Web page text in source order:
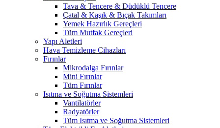
Tava & Tencere & Düdüklü Tencere
Çatal & Kaşık & Bıçak Takımları
Yemek Hazırlık Gereçleri
Tüm Mutfak Gereçleri
Yapı Aletleri
Hava Temizleme Cihazları
Fırınlar
Mikrodalga Fırınlar
Mini Fırınlar
Tüm Fırınlar
Isıtma ve Soğutma Sistemleri
Vantilatörler
Radyatörler
Tüm Isıtma ve Soğutma Sistemleri